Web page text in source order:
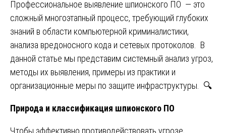
Профессиональное выявление шпионского ПО — это
сложный многоэтапный процесс, требующий глубоких
знаний в области компьютерной криминалистики,
анализа вредоносного кода и сетевых протоколов. В
данной статье мы представим системный анализ угроз,
методы их выявления, примеры из практики и
организационные меры по защите инфраструктуры. 🔍
Природа и классификация шпионского ПО
Чтобы эффективно противодействовать угрозе,